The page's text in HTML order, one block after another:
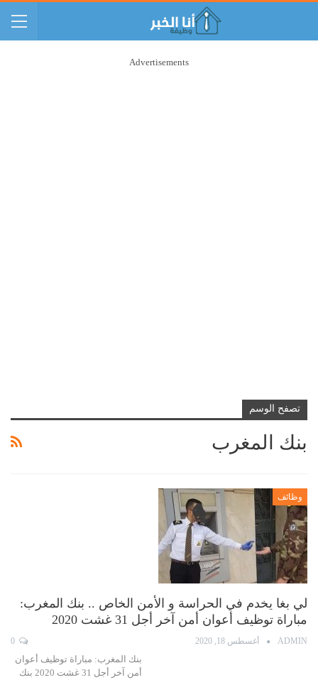
Advertisements
تصفح الوسم
بنك المغرب
وظائف
لي بغا يخدم في الحراسة و الأمن الخاص .. بنك المغرب:
مباراة توظيف أعوان أمن آخر أجل 31 غشت 2020
ADMIN أغسطس 18, 2020
بنك المغرب: مباراة توظيف أعوان
أمن آخر أجل 31 غشت 2020 بنك